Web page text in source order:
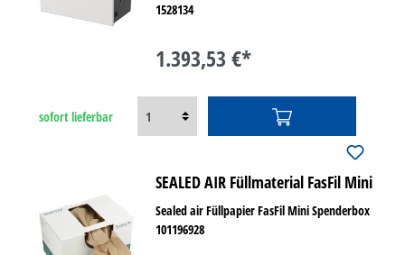
1528134
1.393,53 €*
sofort lieferbar
SEALED AIR Füllmaterial FasFil Mini
Sealed air Füllpapier FasFil Mini Spenderbox
101196928